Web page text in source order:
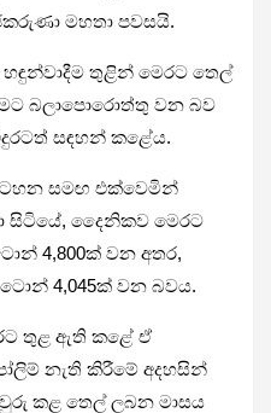
මහතා පවසයි.
හඳුන්වාදීම තුළින් මෙරට තෙල්
බලාපොරොත්තු වන බව
සඳහන් කළේය.
සමඟ එක්වෙමින්
සිටියේ, දෛනිකව මෙරට
4,800ක් වන අතර,
4,045ක් වන බවය.
තුළ ඇති කළේ ඒ
නැති කිරීමේ අදහසින්
කළ තෙල් ලබන මාසය